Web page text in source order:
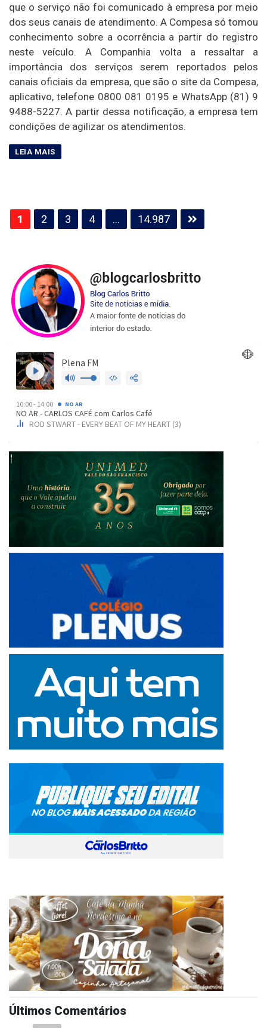
que o serviço não foi comunicado à empresa por meio
dos seus canais de atendimento. A Compesa só tomou
conhecimento sobre a ocorrência a partir do registro
neste veículo. A Companhia volta a ressaltar a
importância dos serviços serem reportados pelos
canais oficiais da empresa, que são o site da Compesa,
aplicativo, telefone 0800 081 0195 e WhatsApp (81) 9
9488-5227. A partir dessa notificação, a empresa tem
condições de agilizar os atendimentos.
Paginação
de
1 2 3 4 … 14.987
Últimos Comentários